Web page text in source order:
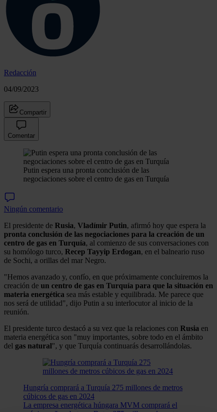
Redacción
04/09/2023
Compartir
Comentar
Putin espera una pronta conclusión de las
negociaciones sobre el centro de gas en Turquía
Ningún comentario
El presidente de Rusia, Vladímir Putin, afirmó hoy que espera la
pronta conclusión de las negociaciones para la creación de un
centro de gas en Turquía, al comienzo de sus conversaciones con
su homólogo turco, Recep Tayyip Erdogan, en el balneario ruso
de Sochi, a orillas del mar Negro.
"Hemos avanzado y, confío, en que próximamente concluiremos la
creación de un centro de gas en Turquía para que la situación en
materia energética sea más estable y equilibrada. Me parece que
nos será de utilidad", dijo Putin a su interlocutor al inicio de la
reunión.
El presidente turco destacó a su vez que la relaciones con Rusia en
materia energética son "muy importantes, sobre todo en el ámbito
del gas natural", y que Turquía continuarás desarrollándolas.
Hungría comprará a Turquía 275 millones de metros
cúbicos de gas en 2024
La empresa energética húngara MVM comprará el